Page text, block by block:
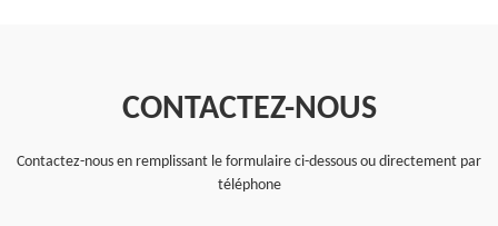
CONTACTEZ-NOUS
Contactez-nous en remplissant le formulaire ci-dessous ou directement par
téléphone